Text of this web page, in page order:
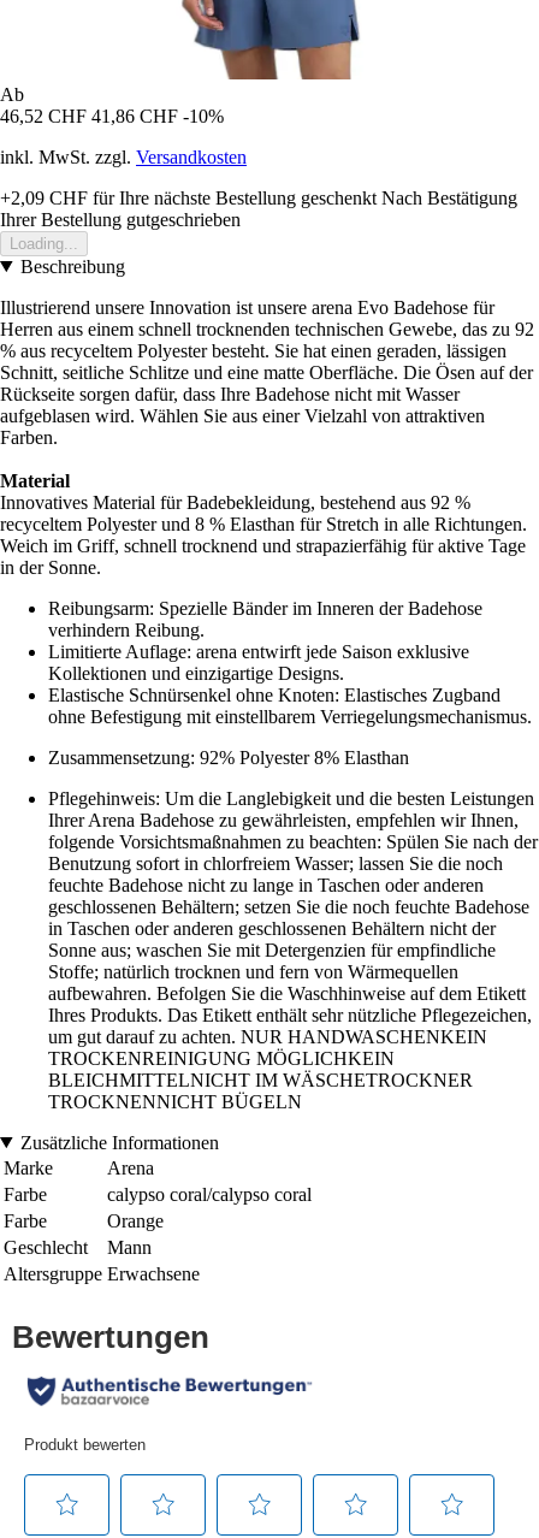
Ab
46,52 CHF 41,86 CHF -10%
inkl. MwSt. zzgl. Versandkosten
+2,09 CHF für Ihre nächste Bestellung geschenkt Nach Bestätigung
Ihrer Bestellung gutgeschrieben
Loading...
Beschreibung
Illustrierend unsere Innovation ist unsere arena Evo Badehose für
Herren aus einem schnell trocknenden technischen Gewebe, das zu 92
% aus recyceltem Polyester besteht. Sie hat einen geraden, lässigen
Schnitt, seitliche Schlitze und eine matte Oberfläche. Die Ösen auf der
Rückseite sorgen dafür, dass Ihre Badehose nicht mit Wasser
aufgeblasen wird. Wählen Sie aus einer Vielzahl von attraktiven
Farben.
Material
Innovatives Material für Badebekleidung, bestehend aus 92 %
recyceltem Polyester und 8 % Elasthan für Stretch in alle Richtungen.
Weich im Griff, schnell trocknend und strapazierfähig für aktive Tage
in der Sonne.
Reibungsarm: Spezielle Bänder im Inneren der Badehose
verhindern Reibung.
Limitierte Auflage: arena entwirft jede Saison exklusive
Kollektionen und einzigartige Designs.
Elastische Schnürsenkel ohne Knoten: Elastisches Zugband
ohne Befestigung mit einstellbarem Verriegelungsmechanismus.
Zusammensetzung: 92% Polyester 8% Elasthan
Pflegehinweis: Um die Langlebigkeit und die besten Leistungen
Ihrer Arena Badehose zu gewährleisten, empfehlen wir Ihnen,
folgende Vorsichtsmaßnahmen zu beachten: Spülen Sie nach der
Benutzung sofort in chlorfreiem Wasser; lassen Sie die noch
feuchte Badehose nicht zu lange in Taschen oder anderen
geschlossenen Behältern; setzen Sie die noch feuchte Badehose
in Taschen oder anderen geschlossenen Behältern nicht der
Sonne aus; waschen Sie mit Detergenzien für empfindliche
Stoffe; natürlich trocknen und fern von Wärmequellen
aufbewahren. Befolgen Sie die Waschhinweise auf dem Etikett
Ihres Produkts. Das Etikett enthält sehr nützliche Pflegezeichen,
um gut darauf zu achten. NUR HANDWASCHENKEIN
TROCKENREINIGUNG MÖGLICHKEIN
BLEICHMITTELNICHT IM WÄSCHETROCKNER
TROCKNENNICHT BÜGELN
Zusätzliche Informationen
Marke
Arena
Farbe
calypso coral/calypso coral
Farbe
Orange
Geschlecht
Mann
Altersgruppe Erwachsene